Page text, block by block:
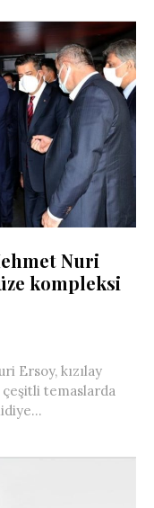
Nuri
kompleksi
Ersoy, kızılay
çeşitli temaslarda